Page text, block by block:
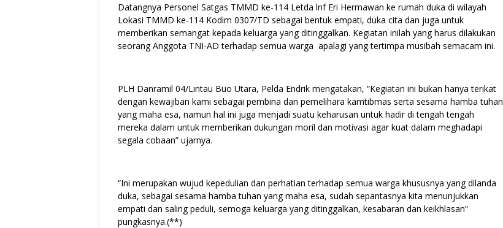
Datangnya Personel Satgas TMMD ke-114 Letda lnf Eri Hermawan ke rumah duka di wilayah
Lokasi TMMD ke-114 Kodim 0307/TD sebagai bentuk empati, duka cita dan juga untuk
memberikan semangat kepada keluarga yang ditinggalkan. Kegiatan inilah yang harus dilakukan
seorang Anggota TNI-AD terhadap semua warga apalagi yang tertimpa musibah semacam ini.
PLH Danramil 04/Lintau Buo Utara, Pelda Endrik mengatakan, “Kegiatan ini bukan hanya terikat
dengan kewajiban kami sebagai pembina dan pemelihara kamtibmas serta sesama hamba tuhan
yang maha esa, namun hal ini juga menjadi suatu keharusan untuk hadir di tengah tengah
mereka dalam untuk memberikan dukungan moril dan motivasi agar kuat dalam meghadapi
segala cobaan” ujarnya.
“Ini merupakan wujud kepedulian dan perhatian terhadap semua warga khususnya yang dilanda
duka, sebagai sesama hamba tuhan yang maha esa, sudah sepantasnya kita menunjukkan
empati dan saling peduli, semoga keluarga yang ditinggalkan, kesabaran dan keikhlasan”
pungkasnya.(**)